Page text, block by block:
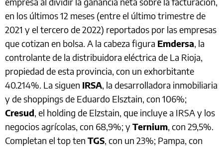
en los últimos 12 meses (entre el último trimestre de
2021 y el tercero de 2022) reportados por las empresas
que cotizan en bolsa. A la cabeza figura Emdersa, la
controlante de la distribuidora eléctrica de La Rioja,
propiedad de esta provincia, con un exhorbitante
40.214%. La siguen IRSA, la desarrolladora inmobiliaria
y de shoppings de Eduardo Elsztain, con 106%;
Cresud, el holding de Elzstain, que incluye a IRSA y los
negocios agrícolas, con 68,9%; yTernium, con 29,5%.
Completan el top ten TGS, con un 23%; Pampa, con